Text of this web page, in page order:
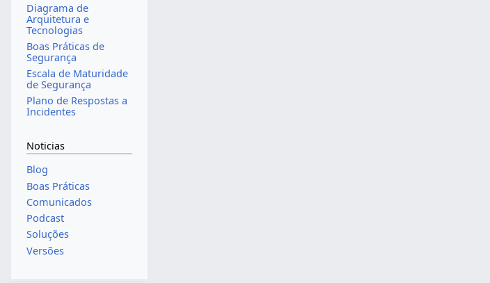
Diagrama de
Arquitetura e
Tecnologias
Boas Práticas de
Segurança
Escala de Maturidade
de Segurança
Plano de Respostas a
Incidentes
Noticias
Blog
Boas Práticas
Comunicados
Podcast
Soluções
Versões